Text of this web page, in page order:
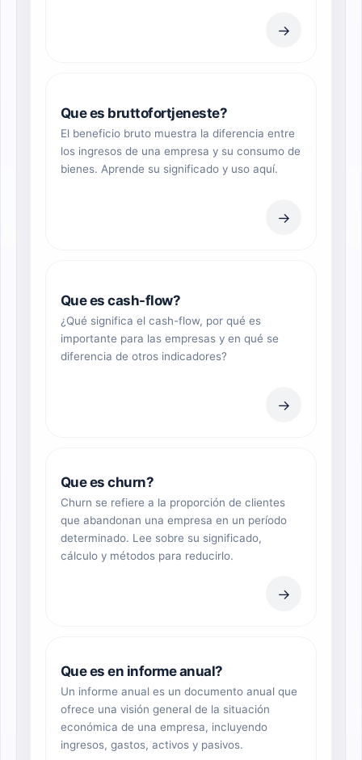
→
Que es bruttofortjeneste?
El beneficio bruto muestra la diferencia entre
los ingresos de una empresa y su consumo de
bienes. Aprende su significado y uso aquí.
→
Que es cash-flow?
¿Qué significa el cash-flow, por qué es
importante para las empresas y en qué se
diferencia de otros indicadores?
→
Que es churn?
Churn se refiere a la proporción de clientes
que abandonan una empresa en un período
determinado. Lee sobre su significado,
cálculo y métodos para reducirlo.
→
Que es en informe anual?
Un informe anual es un documento anual que
ofrece una visión general de la situación
económica de una empresa, incluyendo
ingresos, gastos, activos y pasivos.